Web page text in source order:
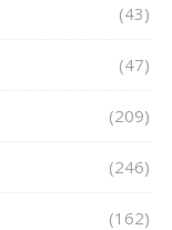
(43)
(47)
(209)
(246)
(162)